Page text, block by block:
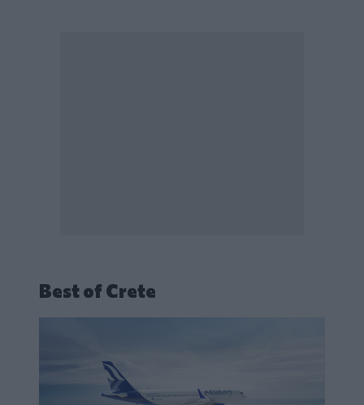
Best of Crete